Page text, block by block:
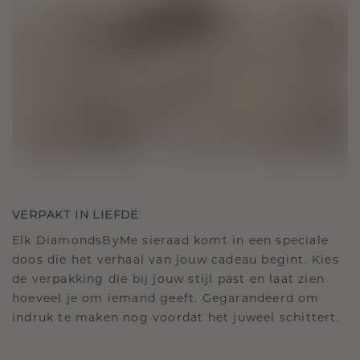
VERPAKT IN LIEFDE
Elk DiamondsByMe sieraad komt in een speciale
doos die het verhaal van jouw cadeau begint. Kies
de verpakking die bij jouw stijl past en laat zien
hoeveel je om iemand geeft. Gegarandeerd om
indruk te maken nog voordat het juweel schittert.